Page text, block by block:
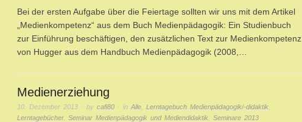
Bei der ersten Aufgabe über die Feiertage sollten wir uns mit dem Artikel
„Medienkompetenz“ aus dem Buch Medienpädagogik: Ein Studienbuch
zur Einführung beschäftigen, den zusätzlichen Text zur Medienkompetenz
von Hugger aus dem Handbuch Medienpädagogik (2008,…
Medienerziehung
10. Dezember 2013 · by cafi80 · in Alle Lerntagebuch Medienpädagogik/-didaktik
Lerntagebücher, Seminar Medienpädagogik und Mediendidaktik Seminare 2013